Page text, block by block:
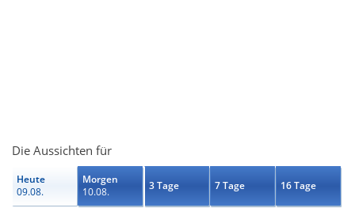
Die Aussichten für
Heute
09.08.
Morgen
10.08.
3 Tage 7 Tage 16 Tage